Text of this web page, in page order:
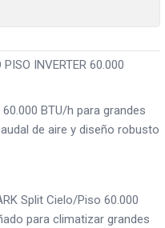
INVERTER 60.000
BTU/h para grandes
de aire y diseño robusto
Split Cielo/Piso 60.000
para climatizar grandes